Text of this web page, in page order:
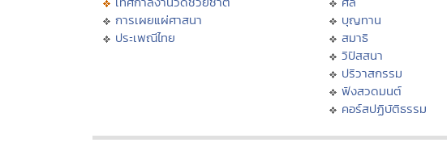
การเผยแผ่ศาสนา
ประเพณีไทย
บุญทาน
สมาธิ
วิปัสสนา
ปริวาสกรรม
ฟังสวดมนต์
คอร์สปฏิบัติธรรม